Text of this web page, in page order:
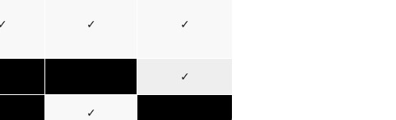
✓ ✓ ✓
✓
✓